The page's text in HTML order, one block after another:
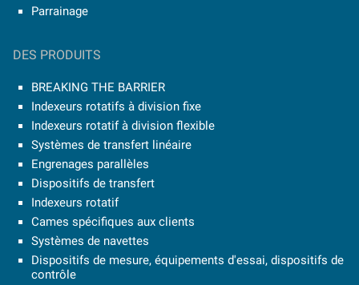
Parrainage
DES PRODUITS
BREAKING THE BARRIER
Indexeurs rotatifs à division fixe
Indexeurs rotatif à division flexible
Systèmes de transfert linéaire
Engrenages parallèles
Dispositifs de transfert
Indexeurs rotatif
Cames spécifiques aux clients
Systèmes de navettes
Dispositifs de mesure, équipements d'essai, dispositifs de
contrôle